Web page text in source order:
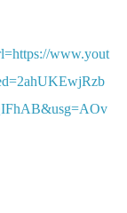
www.yout